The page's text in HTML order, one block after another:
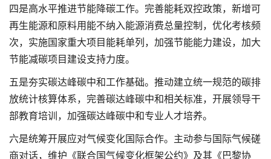
四是高水平推进节能降碳工作。完善能耗双控政策，新增可
再生能源和原料用能不纳入能源消费总量控制，优化考核频
次，实施国家重大项目能耗单列，加强节能能力建设，加大
节能减碳项目建设支持力度。
五是夯实碳达峰碳中和工作基础。推动建立统一规范的碳排
放统计核算体系，完善碳达峰碳中和相关标准，开展领导干
部教育培训，加强碳达峰碳中和专业人才培养。
六是统筹开展应对气候变化国际合作。主动参与国际气候磋
商对话，维护《联合国气候变化框架公约》及其《巴黎协